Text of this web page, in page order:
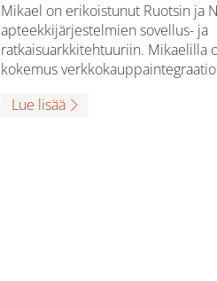
Mikael on erikoistunut Ruotsin ja
apteekkijärjestelmien sovellus- ja
ratkaisuarkkitehtuuriin. Mikaelilla
kokemus
Lue lisää